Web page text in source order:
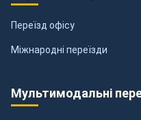
Переїзд офісу
Міжнародні переїзди
Мультимодальні